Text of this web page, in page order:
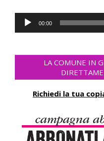
Audio
Player
00:00
LA COMUNE IN
Richiedi la tua